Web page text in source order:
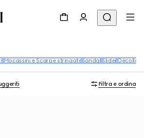
Mocassini e Scarpe stringate Sandali Slider Décolleté
Filtra e ordina